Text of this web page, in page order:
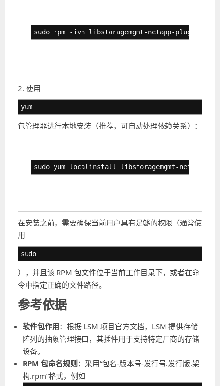
sudo rpm -ivh libstoragemgmt-netapp-plugin-
2. 使用
yum
包管理器进行本地安装（推荐，可自动处理依赖关系）：
sudo yum localinstall libstoragemgmt-netapp-
在安装之前，需要确保当前用户具有足够的权限（通常使
用
sudo
），并且该 RPM 包文件位于当前工作目录下，或者在命
令中指定正确的文件路径。
参考依据
软件包作用：根据 LSM 项目官方文档，LSM 提供存储
阵列的抽象管理接口，其插件用于支持特定厂商的存储
设备。
RPM 包命名规则 ：采用“包名-版本号-发行号.发行版.架
构.rpm”格式，例如